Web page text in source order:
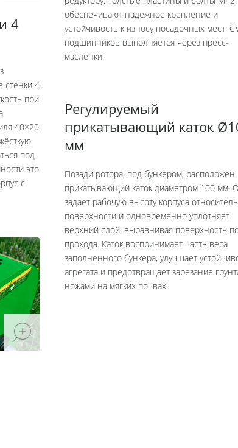
4
4
при
40×20
под
это
с
обеспечивают надежное крепление и
устойчивость к износу посадочных мест.
подшипников выполняется через пресс-
маслёнки.
Регулируемый
прикатывающий каток
мм
Позади ротора, под бункером, расположен
прикатывающий каток диаметром 100 мм.
задаёт рабочую высоту корпуса
поверхности и одновременно уплотняет
верхний слой, выравнивая поверхность
прохода. Каток воспринимает часть веса
заполненного бункера, улучшает
агрегата и предотвращает зарезание
ножами на мягких почвах.